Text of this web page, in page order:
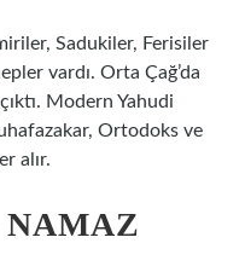
Sadukiler, Ferisiler
vardı. Orta Çağ’da
Modern Yahudi
Ortodoks ve
alır.